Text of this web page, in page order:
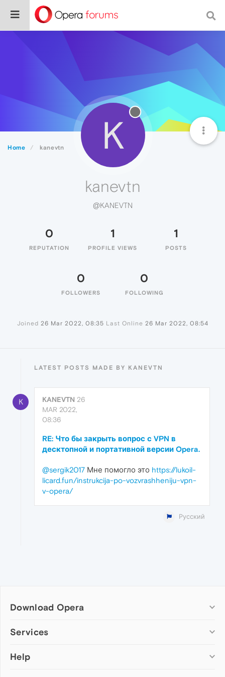
Home kanevtn K
kanevtn
@KANEVTN
0
REPUTATION
1
PROFILE VIEWS
1
POSTS
0
FOLLOWERS
0
FOLLOWING
Joined 26 Mar 2022, 08:35 Last Online 26 Mar 2022, 08:54
LATEST POSTS MADE BY KANEVTN
K KANEVTN 26
MAR 2022,
08:36
RE: Что бы закрыть вопрос с VPN в
десктопной и портативной версии Opera.
@sergik2017 Мне помогло это https://lukoil-
licard.fun/instrukcija-po-vozvrashheniju-vpn-
v-opera/
Русский
Download Opera
Computer browsers
Opera for Mac
Services
Add-ons
Help